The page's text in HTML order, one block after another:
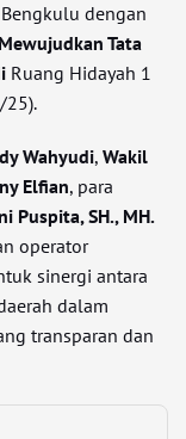
dengan
Tata
Ruang Hidayah 1
25).
Wahyudi, Wakil
Elfian, para
Puspita, SH., MH.
operator
sinergi antara
dalam
transparan dan